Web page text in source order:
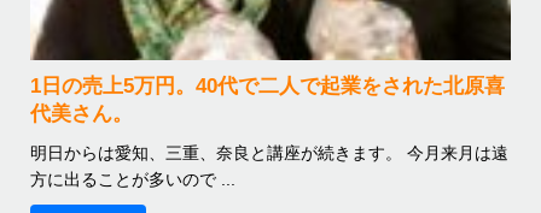
1日の売上5万円。40代で二人で起業をされた北原喜
代美さん。
明日からは愛知、三重、奈良と講座が続きます。 今月来月は遠
方に出ることが多いので ...